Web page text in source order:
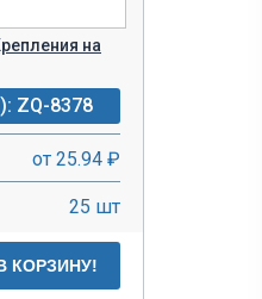
на
ZQ-8378
от 25.94 ₽
25 шт
КОРЗИНУ!